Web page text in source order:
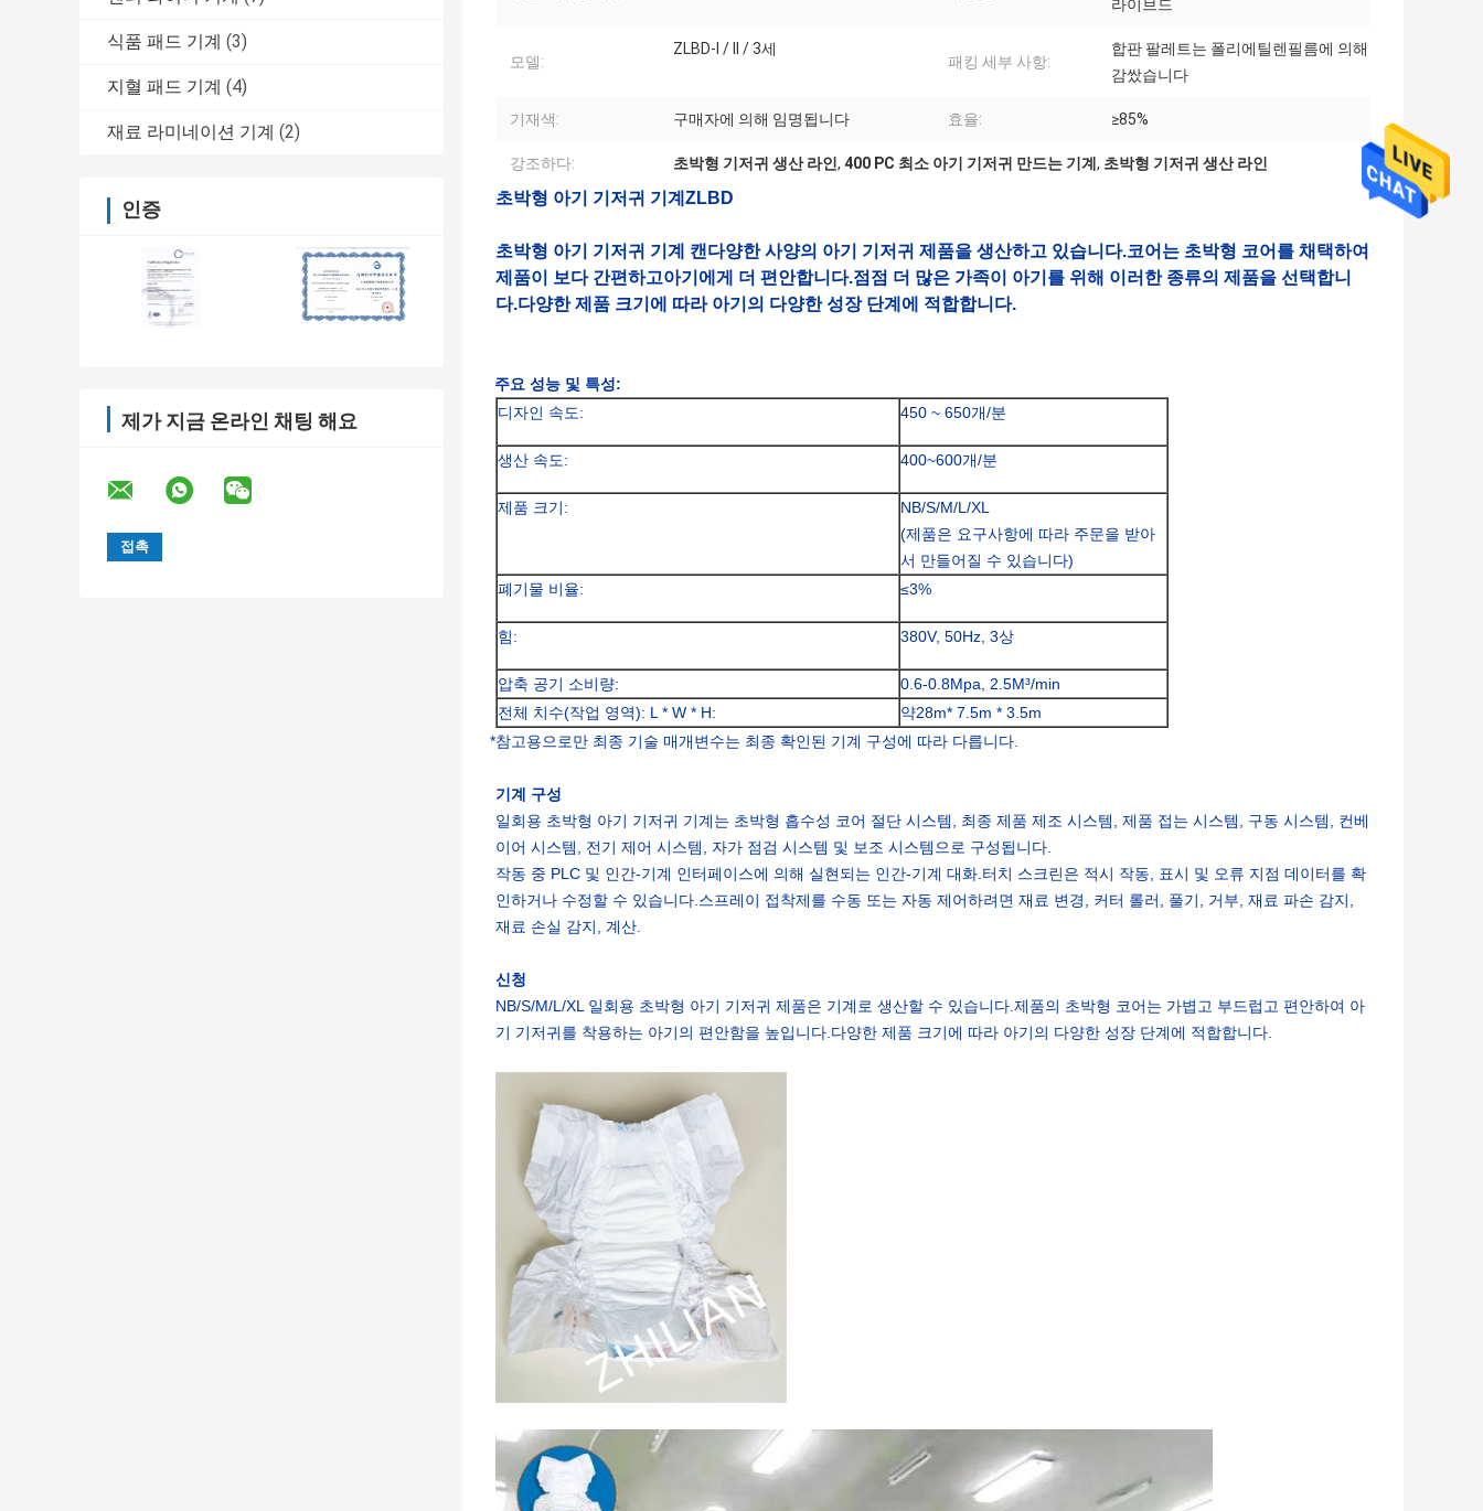
식품 패드 기계 (3)
지혈 패드 기계 (4)
재료 라미네이션 기계 (2)
인증
제가 지금 온라인 채팅 해요
라이브드
모델:
ZLBD-I / II / 3세
패킹 세부 사항:
합판 팔레트는 폴리에틸렌필름에 의해
감쌌습니다
기재색: 구매자에 의해 임명됩니다 효율: ≥85%
강조하다: 초박형 기저귀 생산 라인, 400 PC 최소 아기 기저귀 만드는 기계 , 초박형 기저귀 생산 라인
초박형 아기 기저귀 기계ZLBD
초박형 아기 기저귀 기계 캔 다양한 사양의 아기 기저귀 제품을 생산하고 있습니다.코어는 초박형 코어를 채택하여
제품이 보다 간편하고아기에게 더 편안합니다.점점 더 많은 가족이 아기를 위해 이러한 종류의 제품을 선택합니
다.다양한 제품 크기에 따라 아기의 다양한 성장 단계에 적합합니다.
주요 성능 및 특성:
디자인 속도:
450 ~ 650개/분
생산 속도: 400~600개/분
제품 크기:
NB/S/M/L/XL
(제품은 요구사항에 따라 주문을 받아
서 만들어질 수 있습니다)
폐기물 비율:
≤3%
힘: 380V, 50Hz, 3상
압축 공기 소비량:
0.6-0.8Mpa, 2.5M³/min
전체 치수(작업 영역): L * W * H:
약28m* 7.5m * 3.5m
*참고용으로만 최종 기술 매개변수는 최종 확인된 기계 구성에 따라 다릅니다.
기계 구성
일회용 초박형 아기 기저귀 기계는 초박형 흡수성 코어 절단 시스템, 최종 제품 제조 시스템, 제품 접는 시스템, 구동 시스템, 컨베
이어 시스템, 전기 제어 시스템, 자가 점검 시스템 및 보조 시스템으로 구성됩니다.
작동 중 PLC 및 인간-기계 인터페이스에 의해 실현되는 인간-기계 대화.터치 스크린은 적시 작동, 표시 및 오류 지점 데이터를 확
인하거나 수정할 수 있습니다.스프레이 접착제를 수동 또는 자동 제어하려면 재료 변경, 커터 롤러, 풀기, 거부, 재료 파손 감지,
재료 손실 감지, 계산.
신청
NB/S/M/L/XL 일회용 초박형 아기 기저귀 제품은 기계로 생산할 수 있습니다.제품의 초박형 코어는 가볍고 부드럽고 편안하여 아
기 기저귀를 착용하는 아기의 편안함을 높입니다.다양한 제품 크기에 따라 아기의 다양한 성장 단계에 적합합니다.